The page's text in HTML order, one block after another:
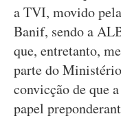
a TVI, movido
Banif, sendo a
que, entretanto,
parte do
convicção de que
papel